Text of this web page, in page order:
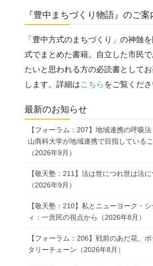
『豊中まちづくり物語』のご案
「豊中方式のまちづくり」の神髄
式でまとめた書籍。自立した市民で
たいと思われる方の必読書として
します。詳細はこちら をご覧くださ
最新のお知らせ
【フォーラム：207】地域連携の呼吸法
山商科大学が地域連携で目指している
（2026年9月）
【敬天塾：211】法は世につれ世は法
（2026年9月）
【敬天塾：210】私とニューヨーク・シ
ィ：一庶民の視点から（2026年8月）
【フォーラム：206】戦前のあだ花、ボ
タリーチェーン（2026年8月）